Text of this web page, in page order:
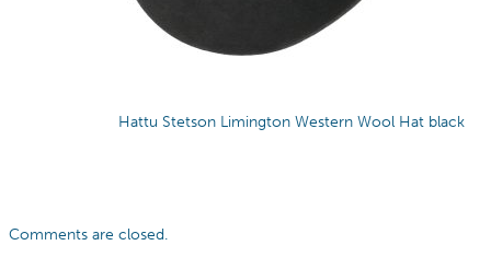
Hattu Stetson Limington Western Wool Hat black
Comments are closed.